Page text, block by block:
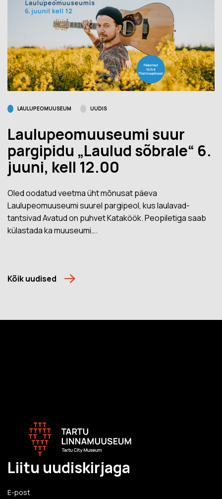
LAULUPEOMUUSEUM UUDIS
Laulupeomuuseumi suur
pargipidu „Laulud sõbrale“ 6.
juuni, kell 12.00
Oled oodatud veetma üht mõnusat päeva
Laulupeomuuseumi suurel pargipeol, kus laulavad-
tantsivad Avatud on puhvet Kataköök. Peopiletiga saab
külastada ka muuseumi….
Kõik uudised
Liitu uudiskirjaga
E-post